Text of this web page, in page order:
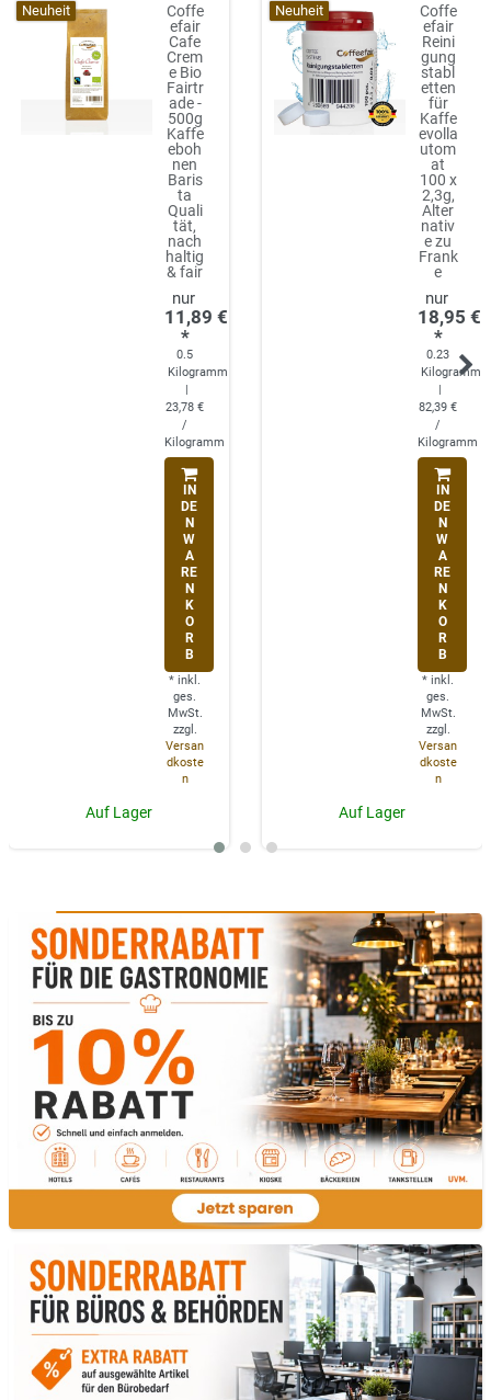
Neuheit
Coffe
efair
Cafe
Crem
e Bio
Fairtr
ade -
500g
Kaffe
eboh
nen
Baris
ta
Quali
tät,
nach
haltig
& fair
11,89 €
*
0.5
Kilogramm
23,78 €
/
Kilogramm
IN
DE
N
W
A
RE
N
K
O
R
B
* inkl.
ges.
MwSt.
zzgl.
Versan
dkoste
n
Auf Lager
Neuheit
Coffe
efair
Reini
gung
stabl
etten
für
Kaffe
evolla
utom
at
100 x
2,3g,
Alter
nativ
e zu
Frank
e
18,95 €
*
0.23
Kilogramm
82,39 €
/
Kilogramm
IN
DE
N
W
A
RE
N
K
O
R
B
* inkl.
ges.
MwSt.
zzgl.
Versan
dkoste
n
Auf Lager